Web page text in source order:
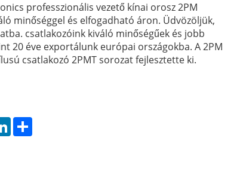
professzionális vezető kínai orosz 2PM
minőséggel és elfogadható áron. Üdvözöljük,
csatlakozóink kiváló minőségűek és jobb
20 éve exportálunk európai országokba. A 2PM
csatlakozó 2PMT sorozat fejlesztette ki.
LinkedIn